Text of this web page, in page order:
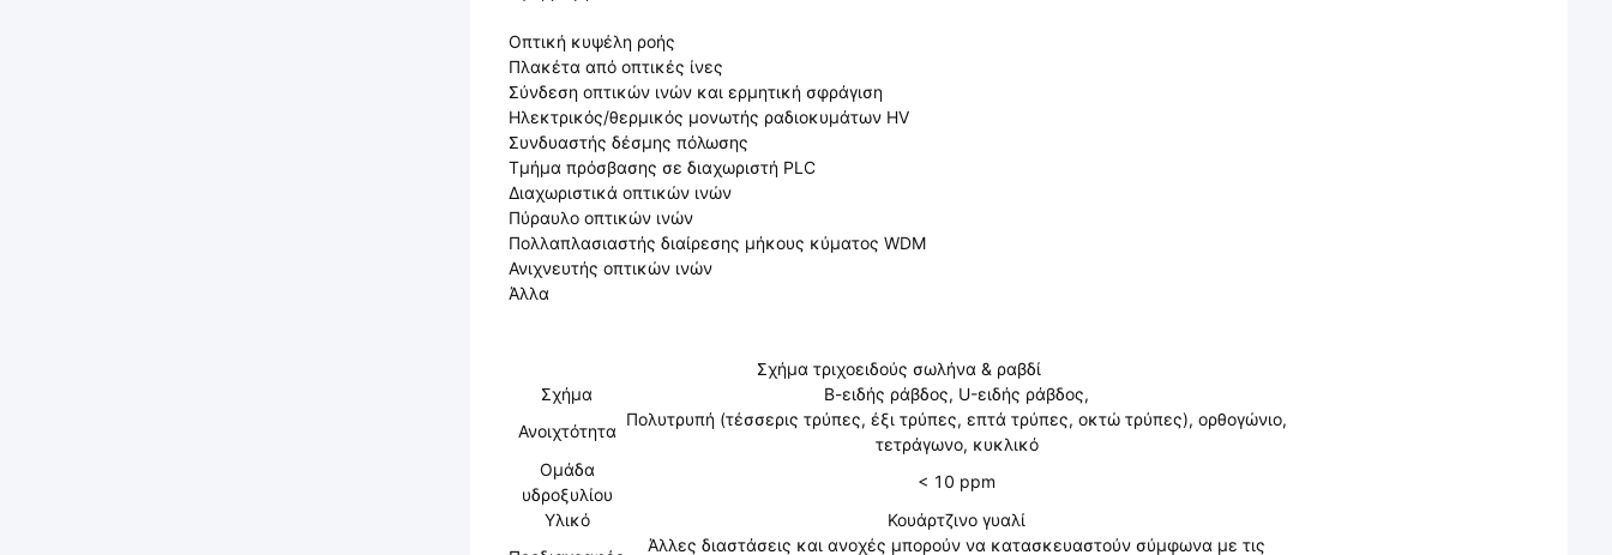
Οπτική κυψέλη ροής
Πλακέτα από οπτικές ίνες
Σύνδεση οπτικών ινών και ερμητική σφράγιση
Ηλεκτρικός/θερμικός μονωτής ραδιοκυμάτων HV
Συνδυαστής δέσμης πόλωσης
Τμήμα πρόσβασης σε διαχωριστή PLC
Διαχωριστικά οπτικών ινών
Πύραυλο οπτικών ινών
Πολλαπλασιαστής διαίρεσης μήκους κύματος WDM
Ανιχνευτής οπτικών ινών
Άλλα
Σχήμα τριχοειδούς σωλήνα & ραβδί
Σχήμα
Β-ειδής ράβδος, U-ειδής ράβδος,
Ανοιχτότητα
Πολυτρυπή (τέσσερις τρύπες, έξι τρύπες, επτά τρύπες, οκτώ τρύπες), ορθογώνιο,
τετράγωνο, κυκλικό
Ομάδα
υδροξυλίου
< 10 ppm
Υλικό
Κουάρτζινο γυαλί
Άλλες διαστάσεις και ανοχές μπορούν να κατασκευαστούν σύμφωνα με τις